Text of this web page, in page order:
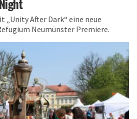
After Dark“ eine neue
Neumünster Premiere.